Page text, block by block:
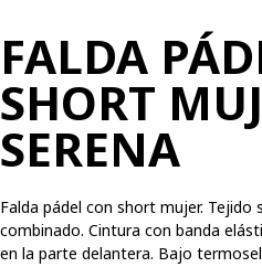
FALDA
SHORT
SERENA
Falda pádel con short mujer.
combinado. Cintura con banda
en la parte delantera. Bajo